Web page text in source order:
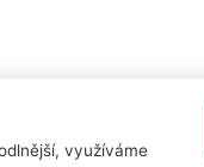
využíváme